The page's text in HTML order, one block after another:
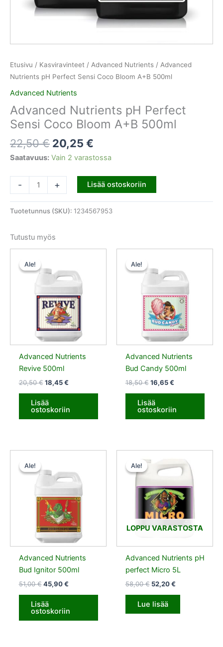
Etusivu / Kasviravinteet / Advanced Nutrients / Advanced
Nutrients pH Perfect Sensi Coco Bloom A+B 500ml
Advanced Nutrients
Advanced Nutrients pH Perfect
Sensi Coco Bloom A+B 500ml
22,50€ 20,25 €
Saatavuus: Vain 2 varastossa
- + Lisää ostoskoriin
Tuotetunnus (SKU): 1234567953
Tutustu myös
Ale!
Ale!
Advanced Nutrients
Revive 500ml
20,50€
Alkuperäinen
oli:
20,50 €.
18,45€
Nykyinen
on:
18,45 €.
Lisää
ostoskoriin
Ale!
Ale!
Advanced Nutrients
Bud Candy 500ml
18,50€
Alkuperäinen
oli:
18,50 €.
16,65€
Nykyinen
on:
16,65 €.
Lisää
ostoskoriin
Ale!
Ale!
Advanced Nutrients
Bud Ignitor 500ml
51,00€
oli:
51,00 €.
45,90€
on:
45,90 €.
Lisää
ostoskoriin
Ale!
LOPPU VARASTOSTA
Ale!
Advanced Nutrients pH
perfect Micro 5L
58,00€
hinta
oli:
52,20€
hinta
on:
52,20 €.
Lue lisää